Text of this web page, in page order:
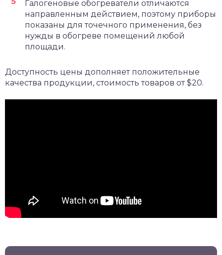
Галогеновые обогреватели отличаются
направленным действием, поэтому приборы
показаны для точечного применения, без
нужды в обогреве помещений любой
площади.
Доступность цены дополняет положительные
качества продукции, стоимость товаров от $20.